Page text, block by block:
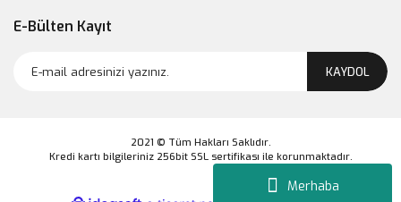
Merhaba
E-Bülten Kayıt
KAYDOL
2021 © Tüm Hakları Saklıdır.
Kredi kartı bilgileriniz 256bit SSL sertifikası ile korunmaktadır.